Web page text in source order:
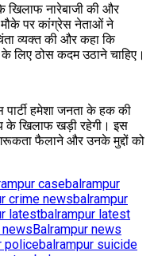
खिलाफ नारेबाजी की और
मौके पर कांग्रेस नेताओं ने
व्यक्त की और कहा कि
लिए ठोस कदम उठाने चाहिए।
हमेशा जनता के हक की
के खिलाफ खड़ी रहेगी। इस
फैलाने और उनके मुद्दों को
casebalrampur
crime newsbalrampur
latestbalrampur latest
newsBalrampur news
policebalrampur suicide